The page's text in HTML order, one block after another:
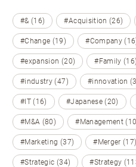
#& (16) #Acquisition (26)
#Change (19) #Company
#expansion (20) #Family (16)
#industry (47) #innovation
#IT (16) #Japanese (20)
#M&A (80) #Management
#Marketing (37) #Merger (17)
#Strategic (34) #Strategy